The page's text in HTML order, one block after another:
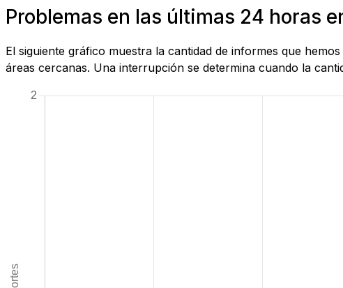
Problemas en las últimas 24 horas
El siguiente gráfico muestra la cantidad de informes que
áreas cercanas. Una interrupción se determina cuando la